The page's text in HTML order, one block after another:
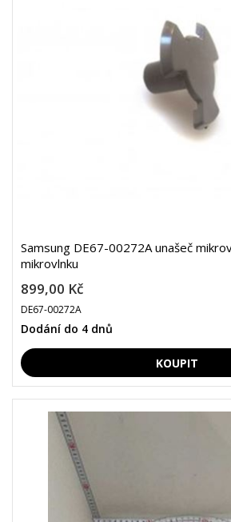
Samsung DE67-00272A unašeč
mikrovlnku
899,00 Kč
DE67-00272A
Dodání do 4 dnů